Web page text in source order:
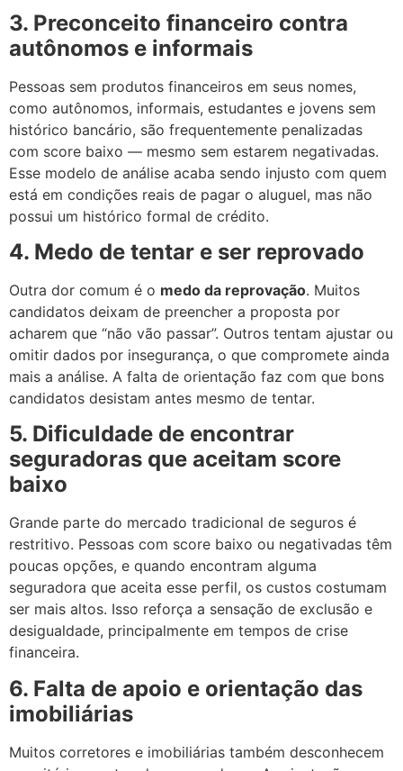
3. Preconceito financeiro contra
autônomos e informais
Pessoas sem produtos financeiros em seus nomes,
como autônomos, informais, estudantes e jovens sem
histórico bancário, são frequentemente penalizadas
com score baixo — mesmo sem estarem negativadas.
Esse modelo de análise acaba sendo injusto com quem
está em condições reais de pagar o aluguel, mas não
possui um histórico formal de crédito.
4. Medo de tentar e ser reprovado
Outra dor comum é o medo da reprovação. Muitos
candidatos deixam de preencher a proposta por
acharem que “não vão passar”. Outros tentam ajustar ou
omitir dados por insegurança, o que compromete ainda
mais a análise. A falta de orientação faz com que bons
candidatos desistam antes mesmo de tentar.
5. Dificuldade de encontrar
seguradoras que aceitam score
baixo
Grande parte do mercado tradicional de seguros é
restritivo. Pessoas com score baixo ou negativadas têm
poucas opções, e quando encontram alguma
seguradora que aceita esse perfil, os custos costumam
ser mais altos. Isso reforça a sensação de exclusão e
desigualdade, principalmente em tempos de crise
financeira.
6. Falta de apoio e orientação das
imobiliárias
Muitos corretores e imobiliárias também desconhecem